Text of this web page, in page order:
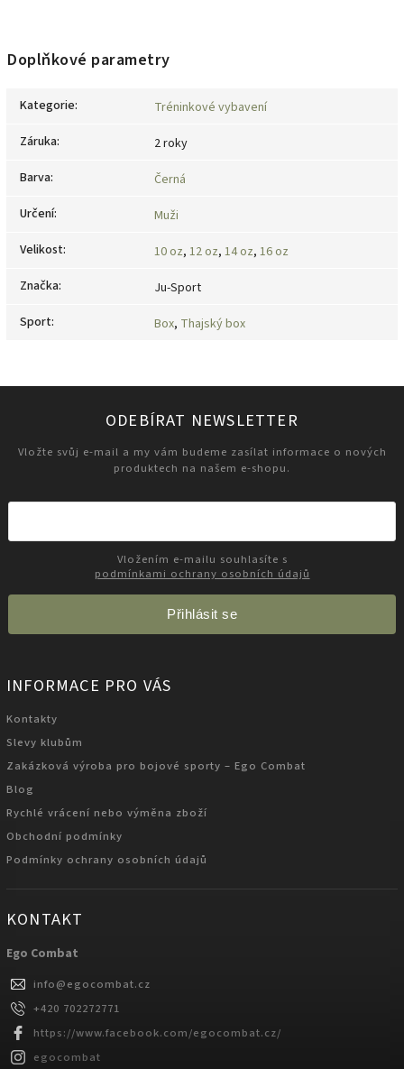
Doplňkové parametry
Kategorie:
Tréninkové vybavení
Záruka:
2 roky
Barva:
Černá
Určení:
Muži
Velikost: 10 oz, 12 oz, 14 oz, 16 oz
Značka:
Ju-Sport
Sport: Box, Thajský box
ODEBÍRAT NEWSLETTER
Vložte svůj e-mail a my vám budeme zasílat informace o nových
produktech na našem e-shopu.
podmínkami ochrany osobních údajů
Přihlásit se
INFORMACE PRO VÁS
Kontakty
Slevy klubům
Zakázková výroba pro bojové sporty – Ego Combat
Blog
Rychlé vrácení nebo výměna zboží
Obchodní podmínky
Podmínky ochrany osobních údajů
KONTAKT
Ego Combat
info@egocombat.cz
+420 702272771
https://www.facebook.com/egocombat.cz/
egocombat